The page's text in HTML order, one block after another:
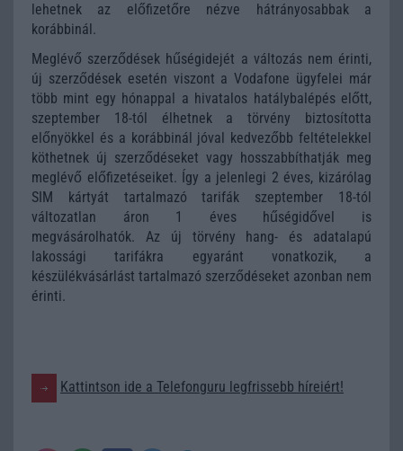
lehetnek az előfizetőre nézve hátrányosabbak a
korábbinál.
Meglévő szerződések hűségidejét a változás nem érinti,
új szerződések esetén viszont a Vodafone ügyfelei már
több mint egy hónappal a hivatalos hatálybalépés előtt,
szeptember 18-tól élhetnek a törvény biztosította
előnyökkel és a korábbinál jóval kedvezőbb feltételekkel
köthetnek új szerződéseket vagy hosszabbíthatják meg
meglévő előfizetéseiket. Így a jelenlegi 2 éves, kizárólag
SIM kártyát tartalmazó tarifák szeptember 18-tól
változatlan áron 1 éves hűségidővel is
megvásárolhatók. Az új törvény hang- és adatalapú
lakossági tarifákra egyaránt vonatkozik, a
készülékvásárlást tartalmazó szerződéseket azonban nem
érinti.
Kattintson ide a Telefonguru legfrissebb híreiért!